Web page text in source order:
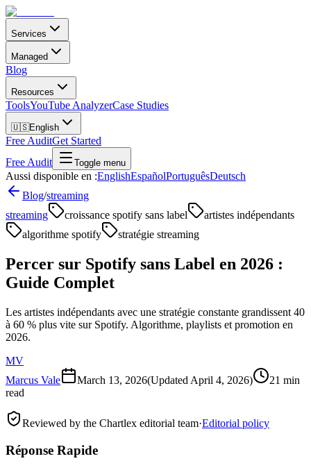
Services
Managed
Blog
Resources
ToolsYouTube AnalyzerCase Studies
🇺🇸English
Free AuditGet Started
Free Audit
Toggle menu
Aussi disponible en :EnglishEspañolPortuguêsDeutsch
Blog/streaming
streaming
croissance spotify sans label
artistes indépendants
algorithme spotify
stratégie streaming
Percer sur Spotify sans Label en 2026 :
Guide Complet
Les artistes indépendants avec une stratégie constante grandissent 40
à 60 % plus vite sur Spotify. Algorithme, playlists et promotion en
2026.
MV
Marcus Vale
March 13, 2026(Updated April 4, 2026)
21 min
read
Reviewed by the Chartlex editorial team·Editorial policy
Réponse Rapide